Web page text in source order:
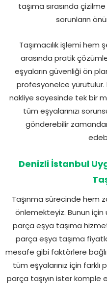
taşıma sırasında
sorunların
Taşımacılık işlemi
arasında pratik
eşyaların güvenliği ön
profesyonelce
nakliye sayesinde tek bir
tüm eşyalarınızı
gönderebilir
Denizli İstanbul
Taşınma sürecinde hem
önlemekteyiz. Bunun için
parça eşya taşıma
parça eşya taşıma
mesafe gibi faktörlere
tüm eşyalarınız için
parça taşıyın ister komple